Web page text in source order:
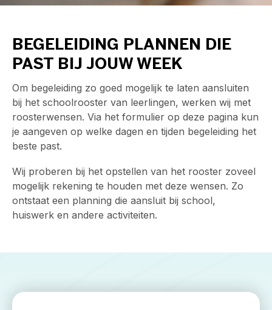
BEGELEIDING PLANNEN DIE
PAST BIJ JOUW WEEK
Om begeleiding zo goed mogelijk te laten aansluiten
bij het schoolrooster van leerlingen, werken wij met
roosterwensen. Via het formulier op deze pagina kun
je aangeven op welke dagen en tijden begeleiding het
beste past.
Wij proberen bij het opstellen van het rooster zoveel
mogelijk rekening te houden met deze wensen. Zo
ontstaat een planning die aansluit bij school,
huiswerk en andere activiteiten.